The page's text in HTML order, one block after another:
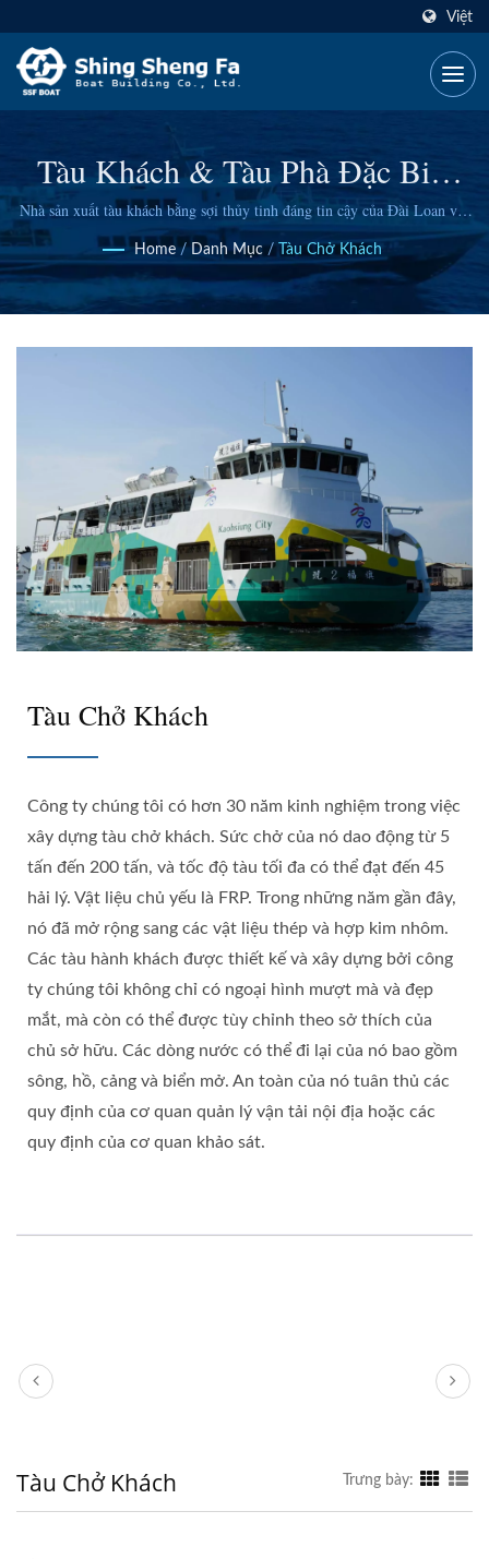
Việt
Tàu Khách & Tàu Phà Đặc Biệt
Bởi SSF
Nhà sản xuất tàu khách bằng sợi thủy tinh đáng tin cậy của Đài Loan với
hơn 30 năm kinh nghiệm, cung cấp các tàu từ 5 đến 200 tấn cho sông,
cảng và vùng nước mở.
Home / Danh Mục / Tàu Chở Khách
Tàu Chở Khách
Công ty chúng tôi có hơn 30 năm kinh nghiệm trong việc
xây dựng tàu chở khách. Sức chở của nó dao động từ 5
tấn đến 200 tấn, và tốc độ tàu tối đa có thể đạt đến 45
hải lý. Vật liệu chủ yếu là FRP. Trong những năm gần đây,
nó đã mở rộng sang các vật liệu thép và hợp kim nhôm.
Các tàu hành khách được thiết kế và xây dựng bởi công
ty chúng tôi không chỉ có ngoại hình mượt mà và đẹp
mắt, mà còn có thể được tùy chỉnh theo sở thích của
chủ sở hữu. Các dòng nước có thể đi lại của nó bao gồm
sông, hồ, cảng và biển mở. An toàn của nó tuân thủ các
quy định của cơ quan quản lý vận tải nội địa hoặc các
quy định của cơ quan khảo sát.
Tàu Chở Khách Trưng bày: